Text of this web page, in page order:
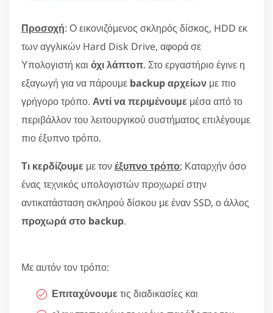
Προσοχή: Ο εικονιζόμενος σκληρός δίσκος, HDD εκ
των αγγλικών Hard Disk Drive, αφορά σε
Υπολογιστή και όχι λάπτοπ. Στο εργαστήριο έγινε η
εξαγωγή για να πάρουμε backup αρχείων με πιο
γρήγορο τρόπο. Αντί να περιμένουμε μέσα από το
περιβάλλον του λειτουργικού συστήματος επιλέγουμε
πιο έξυπνο τρόπο.
Τι κερδίζουμε με τονέξυπνο τρόπο; Καταρχήν όσο
ένας τεχνικός υπολογιστών προχωρεί στην
αντικατάσταση σκληρού δίσκου με έναν SSD, ο άλλος
προχωρά στο backup.
Με αυτόν τον τρόπο:
Επιταχύνουμε τις διαδικασίες και